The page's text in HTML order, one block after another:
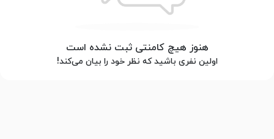
هنوز هیچ کامنتی ثبت نشده است
اولین نفری باشید که نظر خود را بیان می‌کند!